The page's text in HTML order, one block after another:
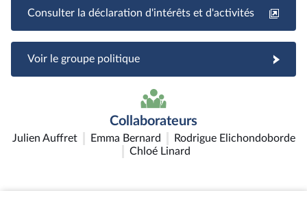
Consulter la déclaration d'intérêts et d'activités
Voir le groupe politique
Collaborateurs
Julien Auffret Emma Bernard
Rodrigue Elichondoborde
Chloé Linard